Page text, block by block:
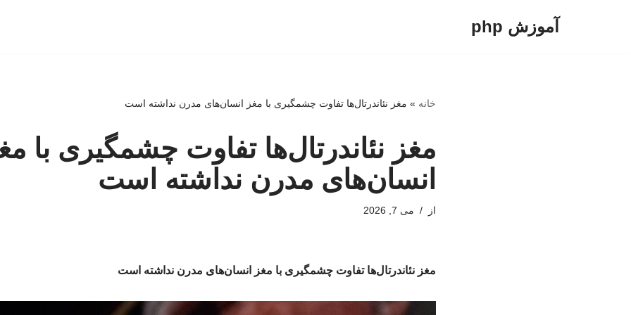
آموزش php
خانه » مغز نئاندرتال‌ها تفاوت چشمگیری با مغز انسان‌های مدرن نداشته است
مغز نئاندرتال‌ها تفاوت چشمگیری با
انسان‌های مدرن نداشته است
از می 7, 2026
مغز نئاندرتال‌ها تفاوت چشمگیری با مغز انسان‌های مدرن نداشته است